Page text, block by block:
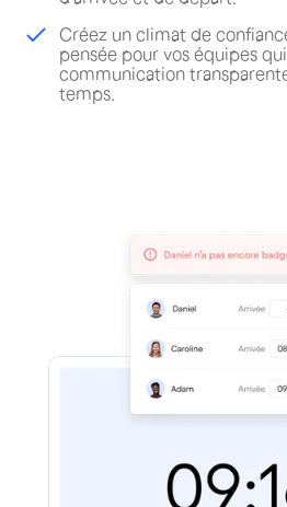
Créez un climat de
pensée pour vos équipes
communication
temps.